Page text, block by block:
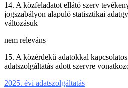
14. A közfeladatot ellátó szerv
jogszabályon alapuló statisztikai
változásuk
nem releváns
15. A közérdekű adatokkal
adatszolgáltatás adott szervre
2025. évi adatszolgáltatás